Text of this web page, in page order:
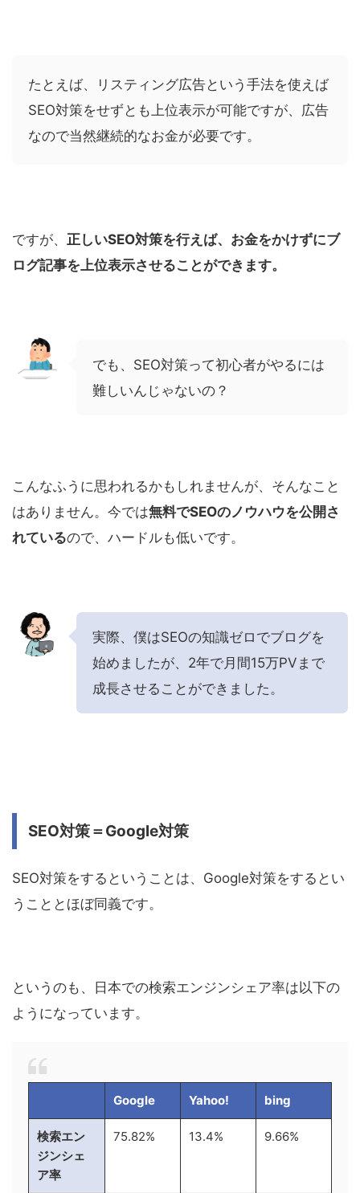
たとえば、リスティング広告という手法を使えば
SEO対策をせずとも上位表示が可能ですが、広告
なので当然継続的なお金が必要です。
ですが、 正しいSEO対策を行えば、お金をかけずにブ
ログ記事を上位表示させることができます。
でも、SEO対策って初心者がやるには
難しいんじゃないの？
こんなふうに思われるかもしれませんが、そんなこと
はありません。今では無料でSEOのノウハウを公開さ
れているので、ハードルも低いです。
実際、僕はSEOの知識ゼロでブログを
始めましたが、2年で月間15万PVまで
成長させることができました。
SEO対策＝Google対策
SEO対策をするということは、Google対策をするとい
うこととほぼ同義です。
というのも、日本での検索エンジンシェア率は以下の
ようになっています。
Google Yahoo! bing
検索エン
ジンシェ
ア率
75.82% 13.4% 9.66%